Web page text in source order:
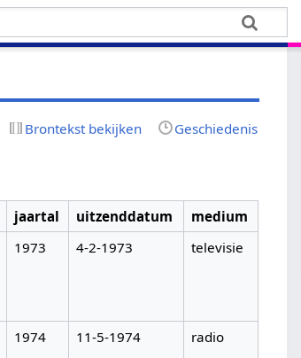
Brontekst bekijken Geschiedenis
jaartal uitzenddatum
medium
1973 4-2-1973 televisie
1974 11-5-1974 radio